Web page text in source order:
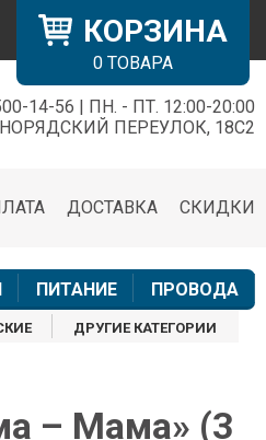
КОРЗИНА
0 ТОВАРА
14-56 | ПН. - ПТ. 12:00-20:00
ПЕРЕУЛОК, 18С2
СКИДКИ
ДОСТАВКА
ПИТАНИЕ ПРОВОДА
ДРУГИЕ КАТЕГОРИИ
– Мама» (3